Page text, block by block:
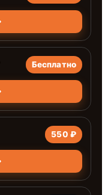
Бесплатно
550 ₽